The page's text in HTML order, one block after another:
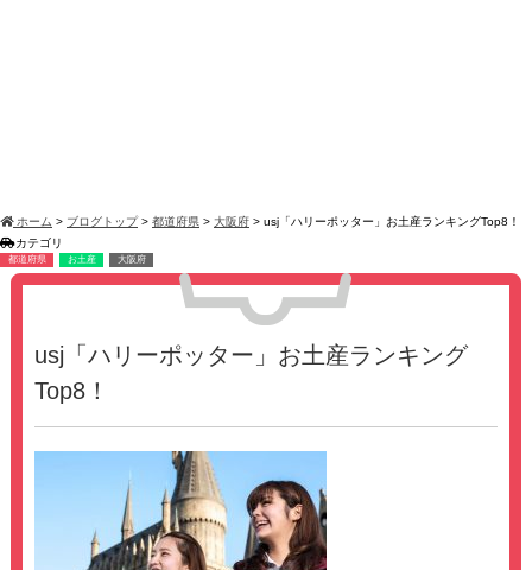
ホーム > ブログトップ> 都道府県 > 大阪府 > usj「ハリーポッター」お土産ランキングTop8！
カテゴリ
都道府県 お土産 大阪府
usj「ハリーポッター」お土産ランキング
Top8！